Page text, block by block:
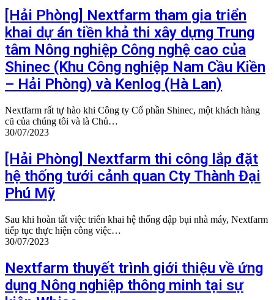
[Hải Phòng] Nextfarm tham gia triển
khai dự án tiền khả thi xây dựng Trung
tâm Nông nghiệp Công nghệ cao của
Shinec (Khu Công nghiệp Nam Cầu Kiền
– Hải Phòng) và Kenlog (Hà Lan)
Nextfarm rất tự hào khi Công ty Cổ phần Shinec, một khách hàng
cũ của chúng tôi và là Chủ…
30/07/2023
[Hải Phòng] Nextfarm thi công lắp đặt
hệ thống tưới cảnh quan Cty Thành Đại
Phú Mỹ
Sau khi hoàn tất việc triển khai hệ thống dập bụi nhà máy, Nextfarm
tiếp tục thực hiện công việc…
30/07/2023
Nextfarm thuyết trình giới thiệu về ứng
dụng Nông nghiệp thông minh tại sự